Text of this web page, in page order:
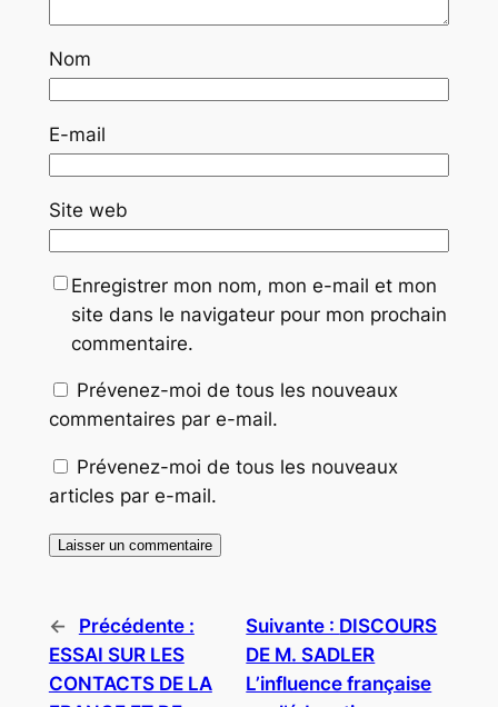
Nom
E-mail
Site web
Enregistrer mon nom, mon e-mail et mon
site dans le navigateur pour mon prochain
commentaire.
Prévenez-moi de tous les nouveaux
commentaires par e-mail.
Prévenez-moi de tous les nouveaux
articles par e-mail.
←
Précédente :
ESSAI SUR LES
CONTACTS DE LA
Suivante : DISCOURS
DE M. SADLER
L’influence française